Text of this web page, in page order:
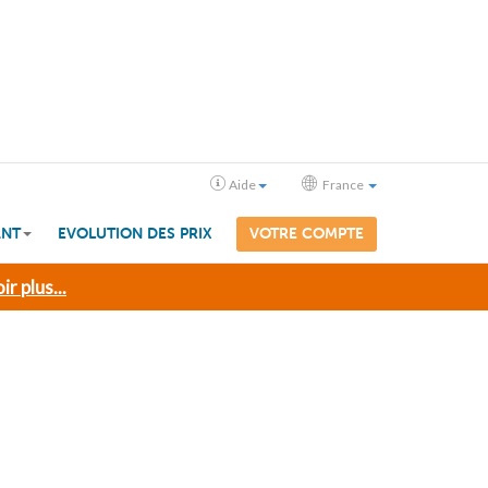
Aide France
EVOLUTION DES PRIX VOTRE COMPTE
plus...